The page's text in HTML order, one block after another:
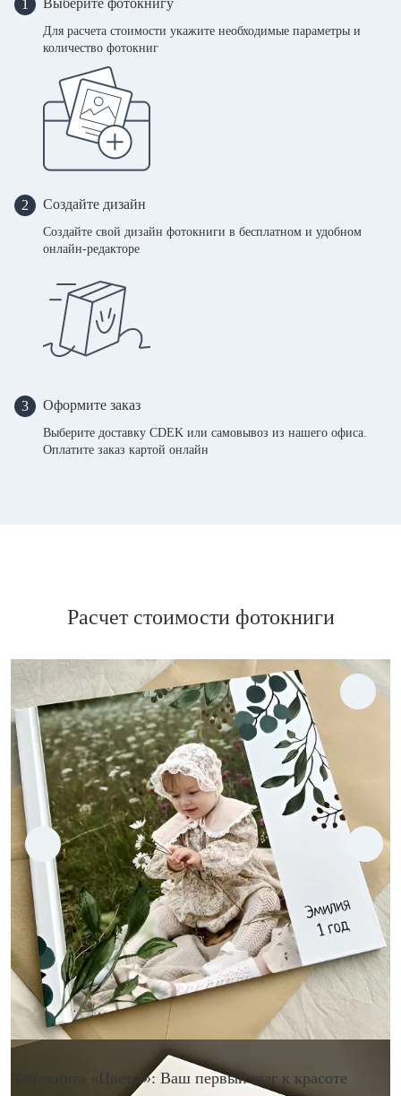
1 Выберите фотокнигу
Для расчета стоимости укажите необходимые параметры и
количество фотокниг
2 Создайте дизайн
Создайте свой дизайн фотокниги в бесплатном и удобном
онлайн-редакторе
3 Оформите заказ
Выберите доставку CDEK или самовывоз из нашего офиса.
Оплатите заказ картой онлайн
Расчет стоимости фотокниги
Фотокнига «Цветы»: Ваш первый шаг к красоте